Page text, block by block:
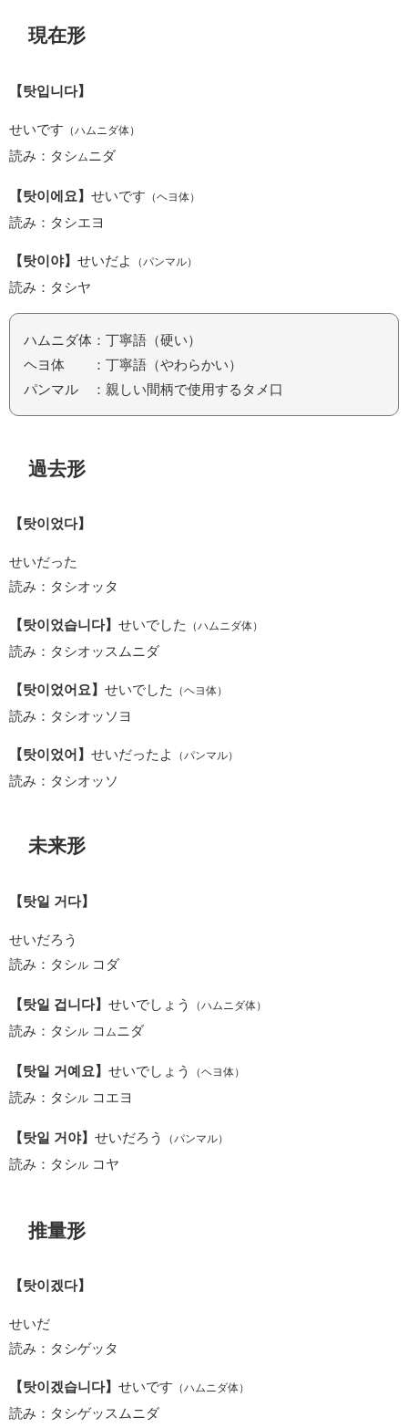
現在形
【탓입니다】
せいです （ハムニダ体）
読み：タシ ム ニダ
【탓이에요】 せいです （ヘヨ体）
読み：タシエヨ
【탓이야】 せいだよ （パンマル）
読み：タシヤ
ハムニダ体：丁寧語（硬い）
ヘヨ体 ：丁寧語（やわらかい）
パンマル ：親しい間柄で使用するタメ口
過去形
【탓이었다】
せいだった
読み：タシオッタ
【탓이었습니다】 せいでした （ハムニダ体）
読み：タシオッスムニダ
【탓이었어요】 せいでした （ヘヨ体）
読み：タシオッソヨ
【탓이었어】 せいだったよ （パンマル）
読み：タシオッソ
未来形
【탓일 거다】
せいだろう
読み：タシ ル コダ
【탓일 겁니다】 せいでしょう （ハムニダ体）
読み：タシ ル コ ム ニダ
【탓일 거예요】 せいでしょう （ヘヨ体）
読み：タシ ル コエヨ
【탓일 거야】 せいだろう （パンマル）
読み：タシ ル コヤ
推量形
【탓이겠다】
せいだ
読み：タシゲッタ
【탓이겠습니다】 せいです （ハムニダ体）
読み：タシゲッスムニダ